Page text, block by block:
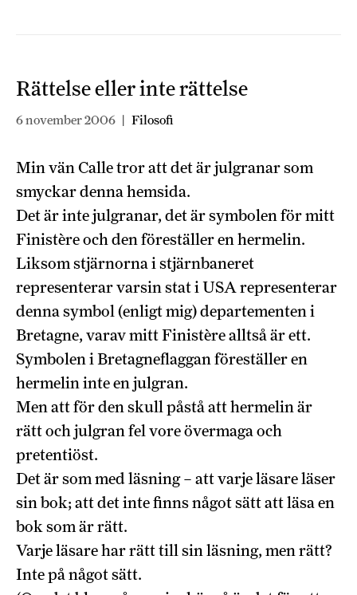
Rättelse eller inte rättelse
6 november 2006 | Filosofi
Min vän Calle tror att det är julgranar som
smyckar denna hemsida.
Det är inte julgranar, det är symbolen för mitt
Finistère och den föreställer en hermelin.
Liksom stjärnorna i stjärnbaneret
representerar varsin stat i USA representerar
denna symbol (enligt mig) departementen i
Bretagne, varav mitt Finistère alltså är ett.
Symbolen i Bretagneflaggan föreställer en
hermelin inte en julgran.
Men att för den skull påstå att hermelin är
rätt och julgran fel vore övermaga och
pretentiöst.
Det är som med läsning – att varje läsare läser
sin bok; att det inte finns något sätt att läsa en
bok som är rätt.
Varje läsare har rätt till sin läsning, men rätt?
Inte på något sätt.